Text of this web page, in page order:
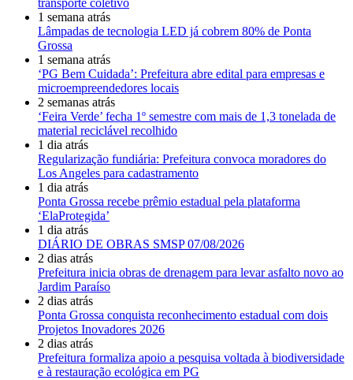
transporte coletivo
1 semana atrás
Lâmpadas de tecnologia LED já cobrem 80% de Ponta
Grossa
1 semana atrás
‘PG Bem Cuidada’: Prefeitura abre edital para empresas e
microempreendedores locais
2 semanas atrás
‘Feira Verde’ fecha 1º semestre com mais de 1,3 tonelada de
material reciclável recolhido
1 dia atrás
Regularização fundiária: Prefeitura convoca moradores do
Los Angeles para cadastramento
1 dia atrás
Ponta Grossa recebe prêmio estadual pela plataforma
‘ElaProtegida’
1 dia atrás
DIÁRIO DE OBRAS SMSP 07/08/2026
2 dias atrás
Prefeitura inicia obras de drenagem para levar asfalto novo ao
Jardim Paraíso
2 dias atrás
Ponta Grossa conquista reconhecimento estadual com dois
Projetos Inovadores 2026
2 dias atrás
Prefeitura formaliza apoio a pesquisa voltada à biodiversidade
e à restauração ecológica em PG